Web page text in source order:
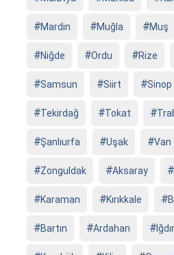
Mardin Muğla Muş
Niğde Ordu Rize
Samsun Siirt Sinop
Tekirdağ Tokat
Şanlıurfa Uşak Van
Zonguldak Aksaray
Karaman Kırıkkale
Bartın Ardahan Iğdır